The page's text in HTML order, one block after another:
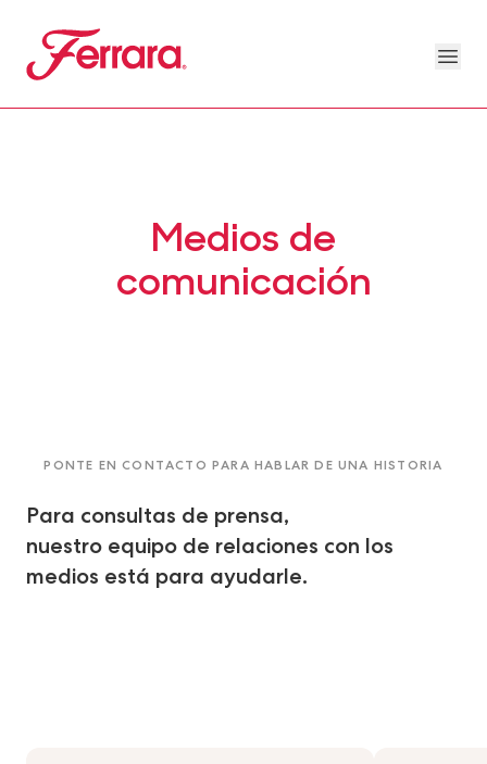
Ferrara
Medios de
comunicación
PONTE EN CONTACTO PARA HABLAR DE UNA HISTORIA
Para consultas de prensa,
nuestro equipo de relaciones con los
medios está para ayudarle.